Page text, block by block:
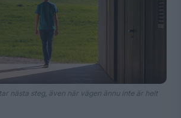
nästa steg, även när vägen ännu inte är helt